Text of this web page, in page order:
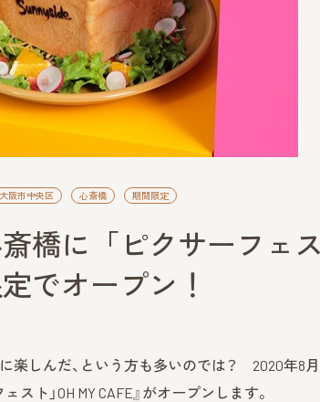
大阪市中央区 心斎橋 期間限定
橋に「ピクサーフェ
でオープン！
しんだ、という方も多いのでは？ 2020年8月
ト」OH MY CAFE』がオープンします。